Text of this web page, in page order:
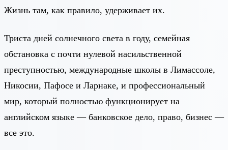
Жизнь там, как правило, удерживает их.
Триста дней солнечного света в году, семейная
обстановка с почти нулевой насильственной
преступностью, международные школы в Лимассоле,
Никосии, Пафосе и Ларнаке, и профессиональный
мир, который полностью функционирует на
английском языке — банковское дело, право, бизнес —
все это.